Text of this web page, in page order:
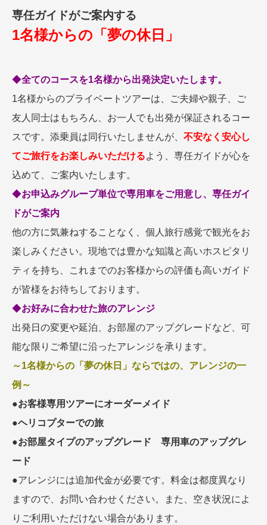
ハイキング・トレッキング
専任ガイド・講師同行の旅
航空）
専任ガイドがご案内する
1名様からの「夢の休日」
◆全てのコースを1名様から出発決定いたします。
1名様からのプライベートツアーは、ご夫婦や親子、ご
友人同士はもちろん、お一人でも出発が保証されるコー
スです。添乗員は同行いたしませんが、 不安なく安心し
てご旅行をお楽しみいただけるよう、専任ガイドが心を
込めて、ご案内いたします。
◆お申込みグループ単位で専用車をご用意し、専任ガイ
ドがご案内
他の方に気兼ねすることなく、個人旅行感覚で観光をお
楽しみください。現地では豊かな知識と高いホスピタリ
ティを持ち、これまでのお客様からの評価も高いガイド
が皆様をお待ちしております。
◆お好みに合わせた旅のアレンジ
出発日の変更や延泊、お部屋のアップグレードなど、可
能な限りご希望に沿ったアレンジを承ります。
～1名様からの「夢の休日」ならではの、アレンジの一
例～
●お客様専用ツアーにオーダーメイド
●ヘリコプターでの旅
●お部屋タイプのアップグレード 専用車のアップグレ
ード
●アレンジには追加代金が必要です。料金は都度異なり
ますので、お問い合わせください。また、空き状況によ
りご利用いただけない場合があります。